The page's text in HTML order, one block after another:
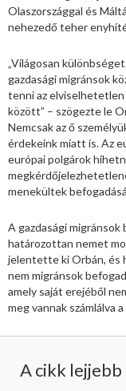
Olaszországgal és
nehezedő teher
„Világosan
gazdasági migránsok
tenni az
között” – szögezte le
Nemcsak az ő
érdekeink miatt is. Az
európai polgárok
menekültek
A gazdasági
határozottan nemet
jelentette ki Orbán, és
nem migránsok
amely saját erejéből
meg vannak számlálva
A cikk